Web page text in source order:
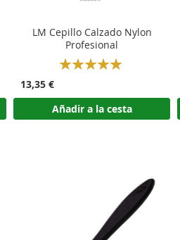
LM Cepillo Calzado Nylon
Profesional
Rating:
13,35 €
Añadir a la cesta